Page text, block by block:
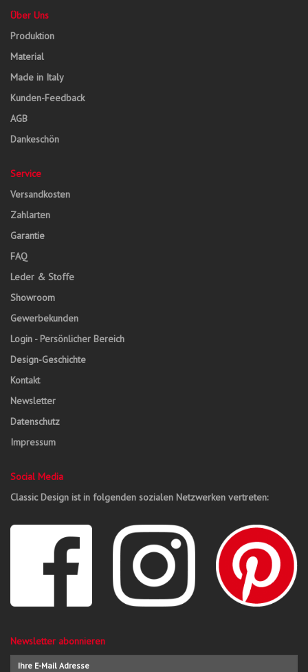
Über Uns
Produktion
Material
Made in Italy
Kunden-Feedback
AGB
Dankeschön
Service
Versandkosten
Zahlarten
Garantie
FAQ
Leder & Stoffe
Showroom
Gewerbekunden
Login - Persönlicher Bereich
Design-Geschichte
Kontakt
Newsletter
Datenschutz
Impressum
Social Media
Classic Design ist in folgenden sozialen Netzwerken vertreten:
Newsletter abonnieren